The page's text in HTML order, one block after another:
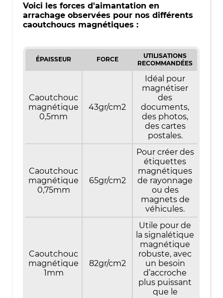
Voici les forces d'aimantation en
arrachage observées pour nos différents
caoutchoucs magnétiques :
ÉPAISSEUR FORCE
UTILISATIONS
RECOMMANDÉES
Caoutchouc
magnétique
0,5mm
43gr/cm2
Idéal pour
magnétiser
des
documents,
des photos,
des cartes
postales.
Caoutchouc
magnétique
0,75mm
65gr/cm2
Pour créer des
étiquettes
magnétiques
de rayonnage
ou des
magnets de
véhicules.
Caoutchouc
magnétique
1mm
82gr/cm2
Utile pour de
la signalétique
magnétique
robuste, avec
un besoin
d’accroche
plus puissant
que le